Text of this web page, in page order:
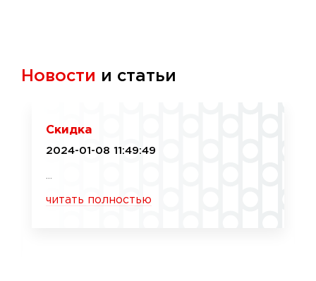
Новости и статьи
Скидка
2024-01-08 11:49:49
читать полностью